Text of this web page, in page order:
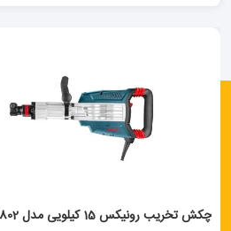
چکش تخریب رونیکس 15 کیلویی مدل 2802